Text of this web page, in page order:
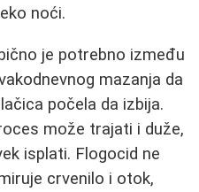
noći.
je potrebno između
mazanja da
počela da izbija.
može trajati i duže,
isplati. Flogocid ne
crvenilo i otok,